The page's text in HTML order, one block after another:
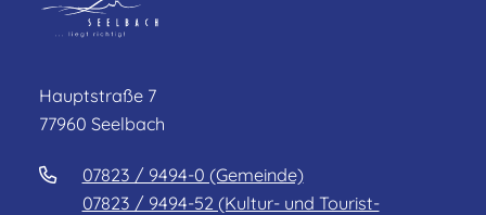
Hauptstraße 7
77960 Seelbach
07823 / 9494-0 (Gemeinde)
07823 / 9494-52 (Kultur- und Tourist-